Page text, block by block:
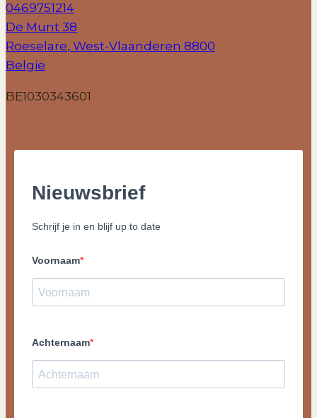
0469751214
De Munt 38
Roeselare, West-Vlaanderen 8800
België
BE1030343601
Nieuwsbrief
Schrijf je in en blijf up to date
Voornaam
Achternaam